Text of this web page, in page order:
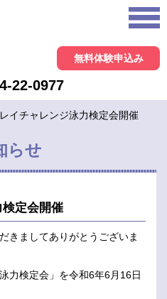
無料体験申込み
22-0977
イチャレンジ泳力検定会開催
らせ
定会開催
きましてありがとうございま
力検定会」を令和6年6月16日